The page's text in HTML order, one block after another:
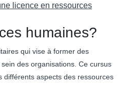
licence en ressources
humaines?
qui vise à former des
des organisations. Ce cursus
différents aspects des ressources